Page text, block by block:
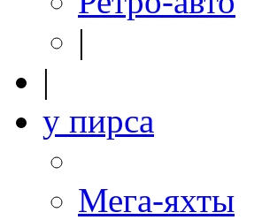
|
|
у пирса
Мега-яхты